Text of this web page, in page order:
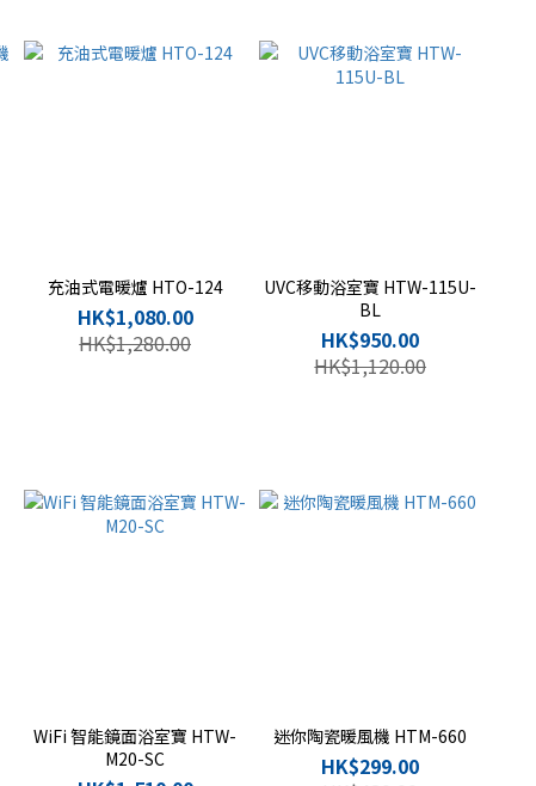
充油式電暖爐 HTO-124
HK$1,080.00
HK$1,280.00
UVC移動浴室寶 HTW-115U-
BL
HK$950.00
HK$1,120.00
WiFi 智能鏡面浴室寶 HTW-
M20-SC
迷你陶瓷暖風機 HTM-660
HK$299.00